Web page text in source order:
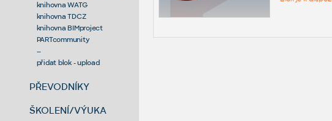
knihovna WATG
knihovna TDCZ
knihovna BIMproject
PARTcommunity
--
přidat blok - upload
PŘEVODNÍKY
ŠKOLENÍ/VÝUKA